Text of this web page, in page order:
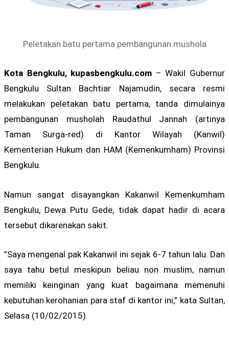
Peletakan batu pertama pembangunan mushola
Kota Bengkulu, kupasbengkulu.com – Wakil Gubernur
Bengkulu Sultan Bachtiar Najamudin, secara resmi
melakukan peletakan batu pertama, tanda dimulainya
pembangunan musholah Raudathul Jannah (artinya
Taman Surga-red) di Kantor Wilayah (Kanwil)
Kementerian Hukum dan HAM (Kemenkumham) Provinsi
Bengkulu.
Namun sangat disayangkan Kakanwil Kemenkumham
Bengkulu, Dewa Putu Gede, tidak dapat hadir di acara
tersebut dikarenakan sakit.
”Saya mengenal pak Kakanwil ini sejak 6-7 tahun lalu. Dan
saya tahu betul meskipun beliau non muslim, namun
memiliki keinginan yang kuat bagaimana memenuhi
kebutuhan kerohanian para staf di kantor ini,” kata Sultan,
Selasa (10/02/2015).